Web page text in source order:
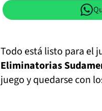
Todo está listo para el
Eliminatorias
juego y quedarse con